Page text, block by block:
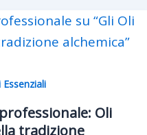
Essenziali
Oli
tradizione